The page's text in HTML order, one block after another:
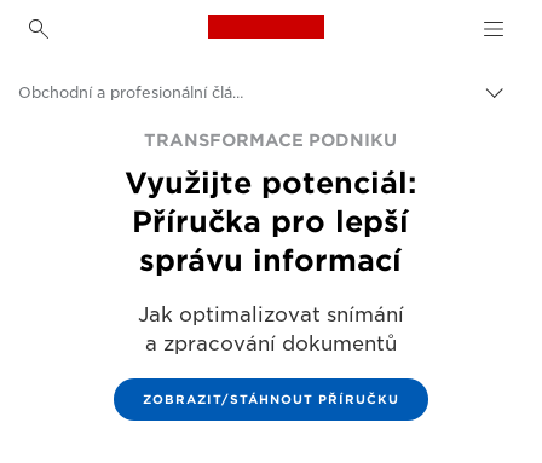
Canon Logo, back to
Řešení a služby
Obchodní a profesionální články
TRANSFORMACE PODNIKU
Využijte potenciál:
Příručka pro lepší
správu informací
Jak optimalizovat snímání
a zpracování dokumentů
ZOBRAZIT/STÁHNOUT PŘÍRUČKU